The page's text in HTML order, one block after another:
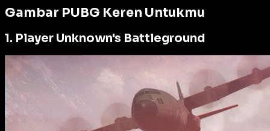
Gambar PUBG Keren Untukmu
1. Player Unknown's Battleground